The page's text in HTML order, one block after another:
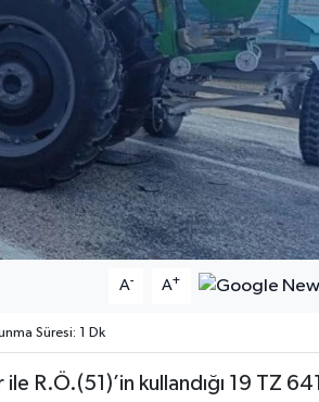
A- A+
Süresi: 1 Dk
R.Ö.(51)’in kullandığı 19 TZ 641